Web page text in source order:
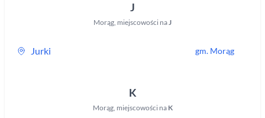
J
Morąg, miejscowości naJ
Jurki gm. Morąg
K
Morąg, miejscowości na K